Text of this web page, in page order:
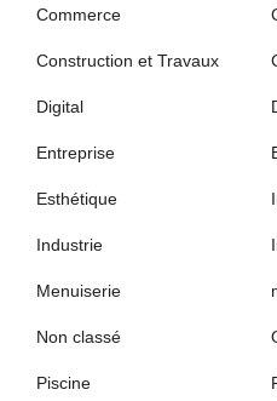
Commerce
Construction et Travaux
Digital
Entreprise
Esthétique
Industrie
Menuiserie
Non classé
Piscine